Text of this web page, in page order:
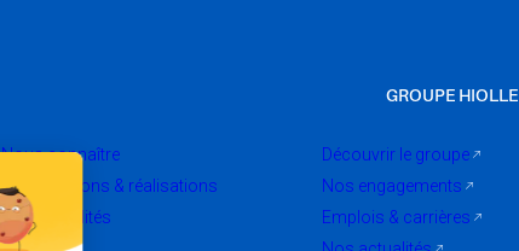
GROUPE HIOLLE
Nous connaître
Nos solutions & réalisations
Nos actualités
Découvrir le groupe
Nos engagements
Emplois & carrières